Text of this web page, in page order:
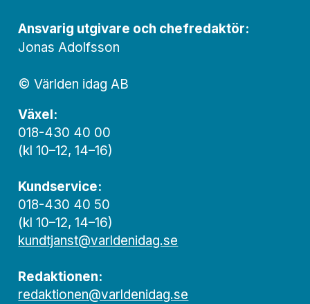
Ansvarig utgivare och chef­redaktör:
Jonas Adolfsson
© Världen idag AB
Växel:
018-430 40 00
(kl 10–12, 14–16)
Kundservice:
018-430 40 50
(kl 10–12, 14–16)
kundtjanst@varldenidag.se
Redaktionen:
redaktionen@varldenidag.se